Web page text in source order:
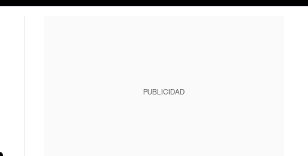
PUBLICIDAD